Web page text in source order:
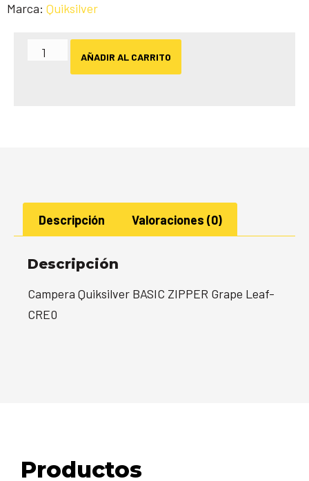
Marca: Quiksilver
AÑADIR AL CARRITO
Descripción Valoraciones (0)
Descripción
Campera Quiksilver BASIC ZIPPER Grape Leaf-
CRE0
Productos